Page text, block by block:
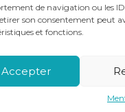
de navigation ou les
son consentement peut
et fonctions.
Accepter
NOUS